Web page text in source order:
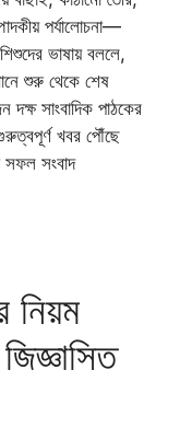
পর্যালোচনা—
ভাষায় বললে,
শুরু থেকে শেষ
সাংবাদিক পাঠকের
খবর পৌঁছে
সংবাদ
নিয়ম